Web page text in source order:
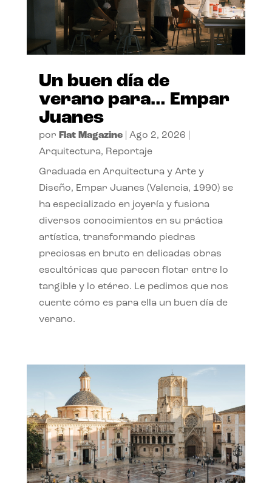
Un buen día de
verano para… Empar
Juanes
por Flat Magazine| Ago 2, 2026
Arquitectura, Reportaje
Graduada en Arquitectura y Arte y
Diseño, Empar Juanes (Valencia, 1990) se
ha especializado en joyería y fusiona
diversos conocimientos en su práctica
artística, transformando piedras
preciosas en bruto en delicadas obras
escultóricas que parecen flotar entre lo
tangible y lo etéreo. Le pedimos que nos
cuente cómo es para ella un buen día de
verano.